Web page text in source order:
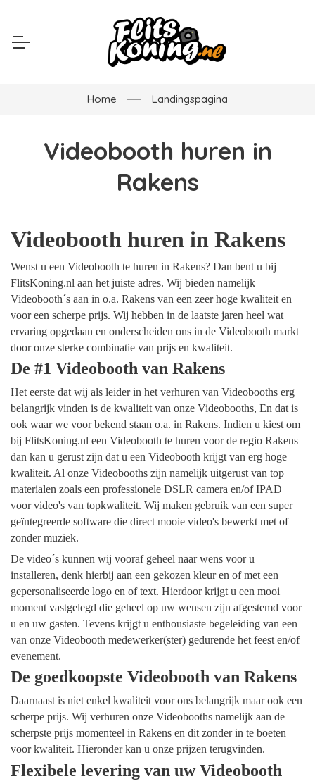
Home Landingspagina
Videobooth huren in
Rakens
Videobooth huren in Rakens
Wenst u een Videobooth te huren in Rakens? Dan bent u bij
FlitsKoning.nl aan het juiste adres. Wij bieden namelijk
Videobooth´s aan in o.a. Rakens van een zeer hoge kwaliteit en
voor een scherpe prijs. Wij hebben in de laatste jaren heel wat
ervaring opgedaan en onderscheiden ons in de Videobooth markt
door onze sterke combinatie van prijs en kwaliteit.
De #1 Videobooth van Rakens
Het eerste dat wij als leider in het verhuren van Videobooths erg
belangrijk vinden is de kwaliteit van onze Videobooths, En dat is
ook waar we voor bekend staan o.a. in Rakens. Indien u kiest om
bij FlitsKoning.nl een Videobooth te huren voor de regio Rakens
dan kan u gerust zijn dat u een Videobooth krijgt van erg hoge
kwaliteit. Al onze Videobooths zijn namelijk uitgerust van top
materialen zoals een professionele DSLR camera en/of IPAD
voor video's van topkwaliteit. Wij maken gebruik van een super
geïntegreerde software die direct mooie video's bewerkt met of
zonder muziek.
De video´s kunnen wij vooraf geheel naar wens voor u
installeren, denk hierbij aan een gekozen kleur en of met een
gepersonaliseerde logo en of text. Hierdoor krijgt u een mooi
moment vastgelegd die geheel op uw wensen zijn afgestemd voor
u en uw gasten. Tevens krijgt u enthousiaste begeleiding van een
van onze Videobooth medewerker(ster) gedurende het feest en/of
evenement.
De goedkoopste Videobooth van Rakens
Daarnaast is niet enkel kwaliteit voor ons belangrijk maar ook een
scherpe prijs. Wij verhuren onze Videobooths namelijk aan de
scherpste prijs momenteel in Rakens en dit zonder in te boeten
voor kwaliteit. Hieronder kan u onze prijzen terugvinden.
Flexibele levering van uw Videobooth